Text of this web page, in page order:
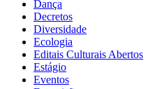
Dança
Decretos
Diversidade
Ecologia
Editais Culturais Abertos
Estágio
Eventos